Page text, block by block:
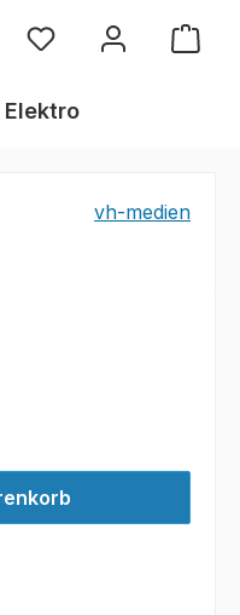
Elektro
vh-medien
benutze die Schaltflächen